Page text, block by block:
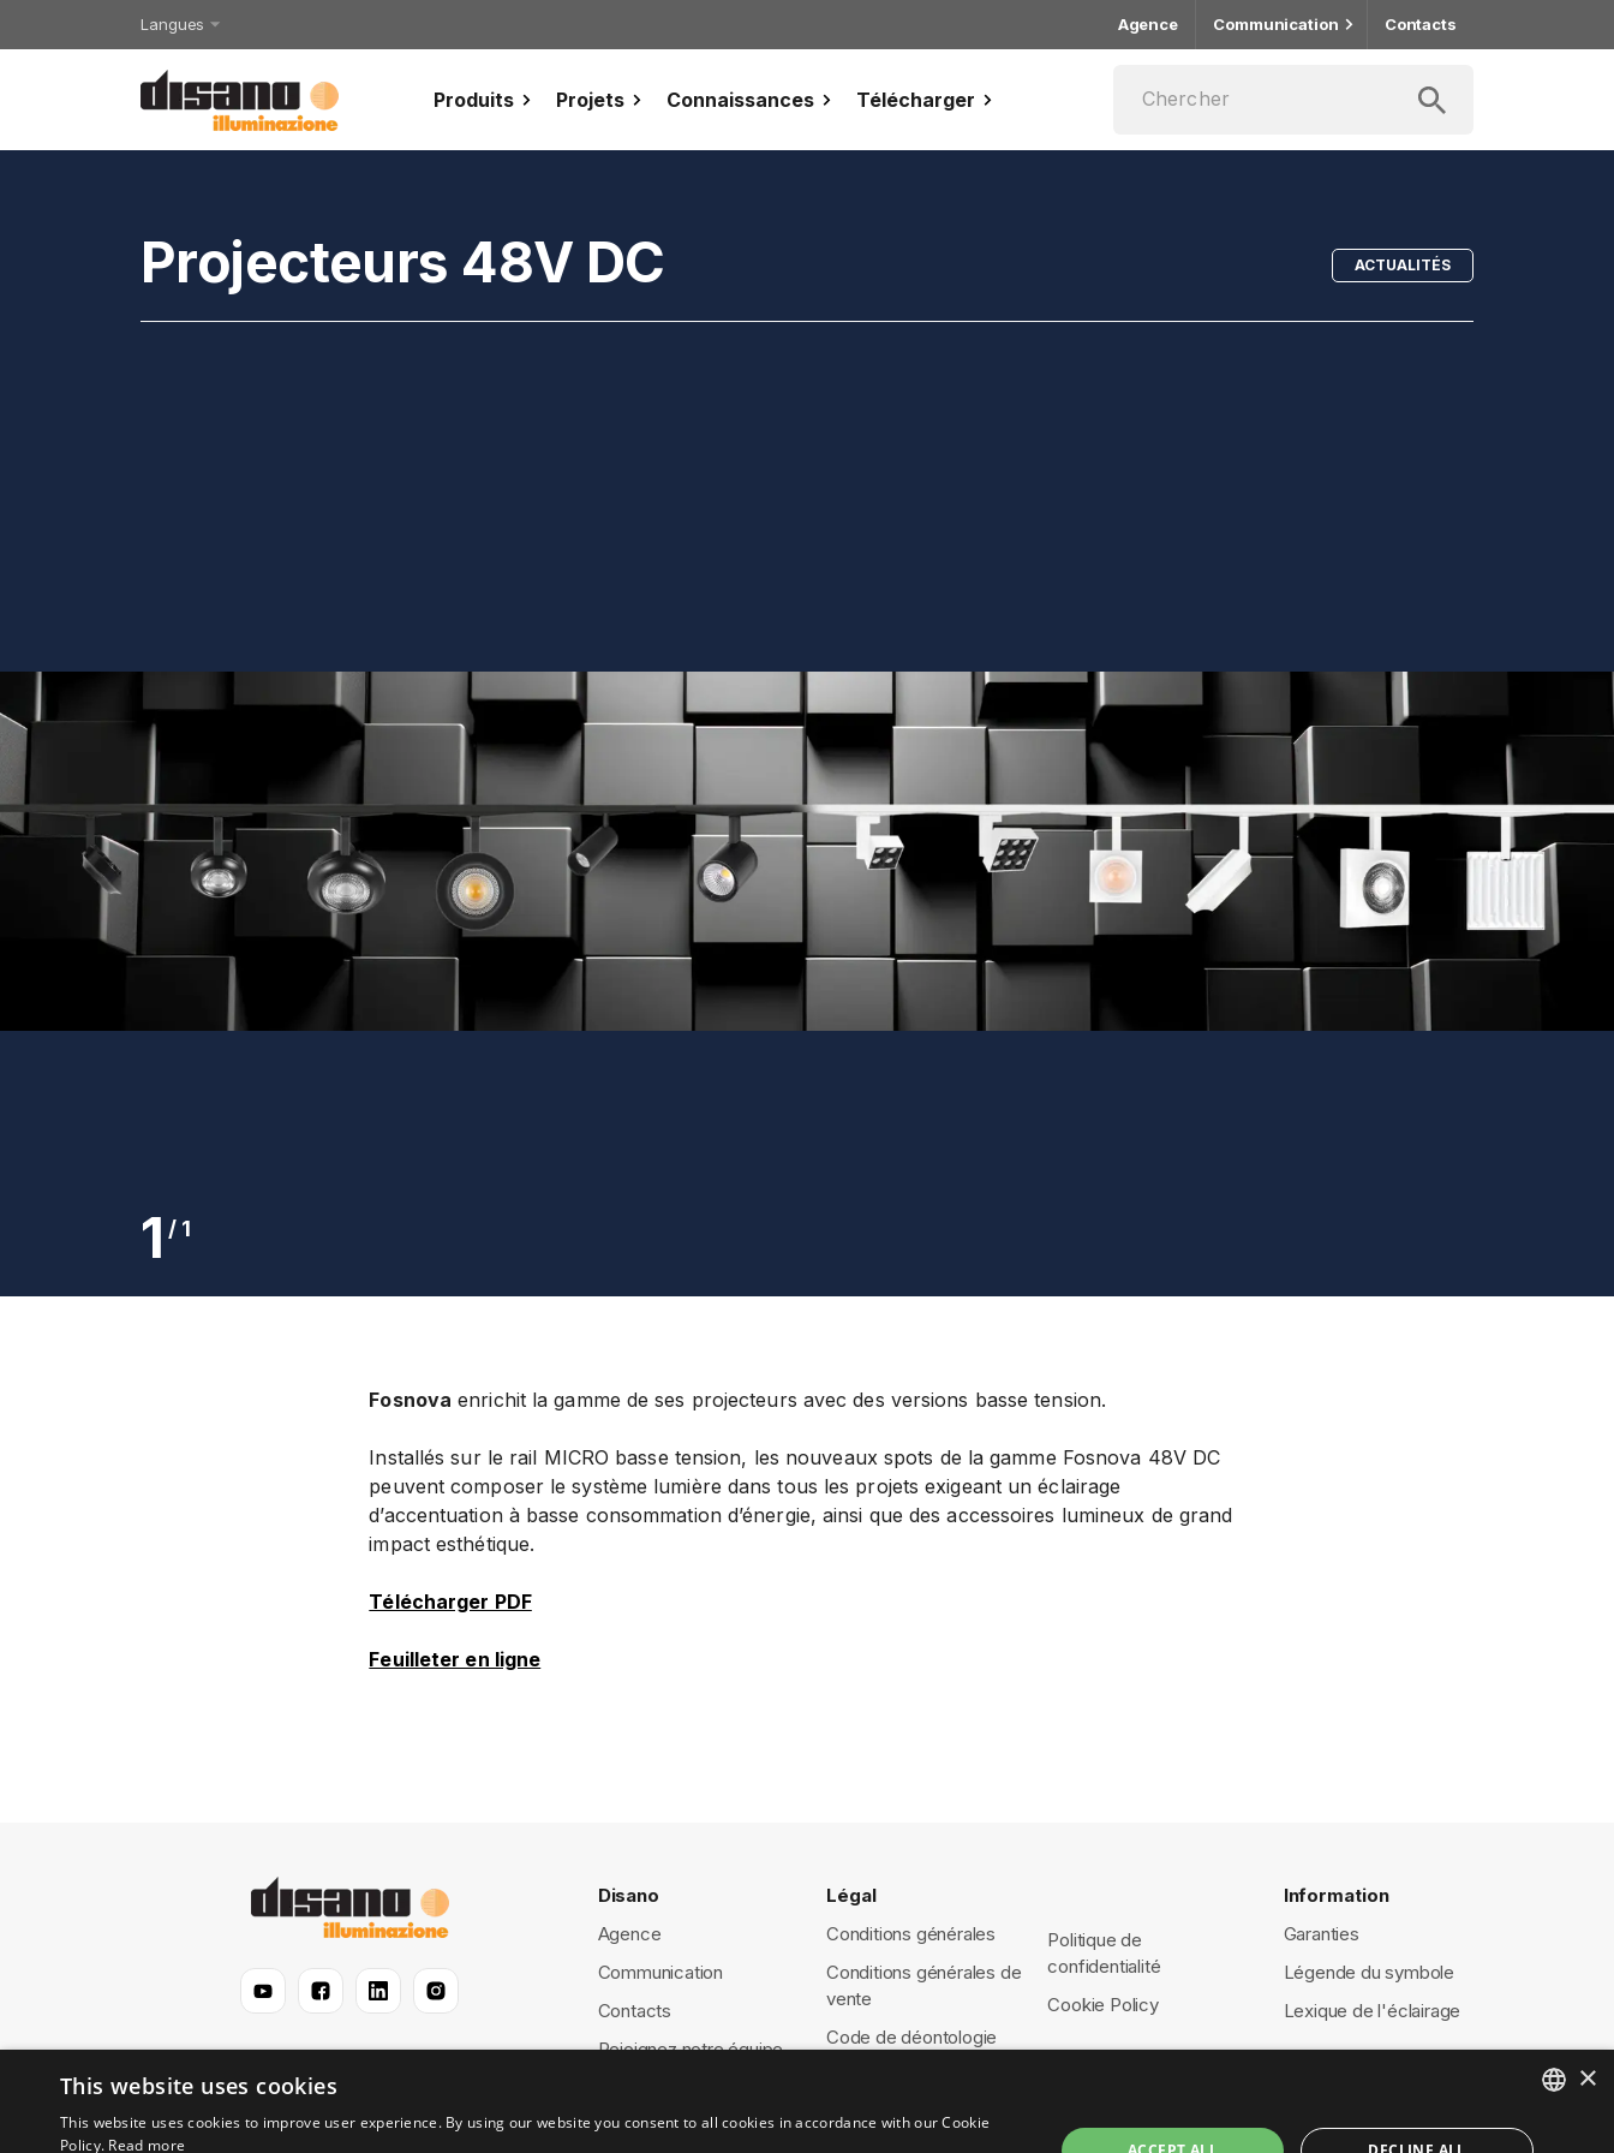
Langues Agence Communication Contacts
Produits Projets Connaissances Télécharger
Projecteurs 48V DC ACTUALITÉS
1 / 1
Fosnova enrichit la gamme de ses projecteurs avec des versions basse tension.
Installés sur le rail MICRO basse tension, les nouveaux spots de la gamme Fosnova 48V DC
peuvent composer le système lumière dans tous les projets exigeant un éclairage
d’accentuation à basse consommation d’énergie, ainsi que des accessoires lumineux de grand
impact esthétique.
Télécharger PDF
Feuilleter en ligne
Disano
Agence
Communication
Contacts
Rejoignez notre équipe
Légal
Conditions générales
Conditions générales de
vente
Code de déontologie
Politique de
confidentialité
Cookie Policy
Information
Garanties
Légende du symbole
Lexique de l'éclairage
ENGLISH
×
This website uses cookies
This website uses cookies to improve user experience. By using our website you consent to all cookies in accordance with our Cookie
Policy. Read more